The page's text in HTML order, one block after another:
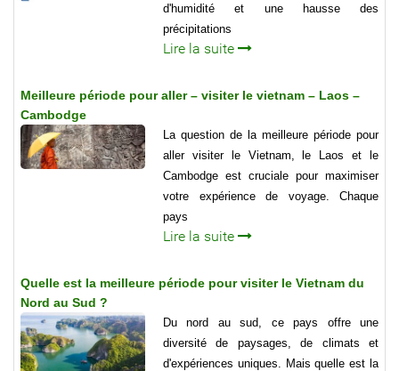
d'humidité et une hausse des
précipitations
Lire la suite
Meilleure période pour aller – visiter le vietnam – Laos –
Cambodge
La question de la meilleure période pour
aller visiter le Vietnam, le Laos et le
Cambodge est cruciale pour maximiser
votre expérience de voyage. Chaque
pays
Lire la suite
Quelle est la meilleure période pour visiter le Vietnam du
Nord au Sud ?
Du nord au sud, ce pays offre une
diversité de paysages, de climats et
d'expériences uniques. Mais quelle est la